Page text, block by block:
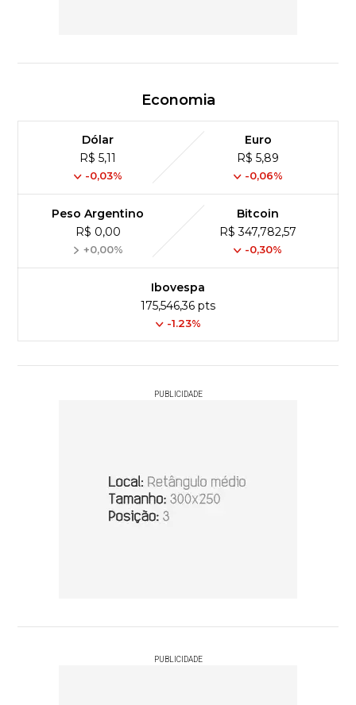
Economia
Dólar
R$ 5,11
-0,03%
Euro
R$ 5,89
-0,06%
Peso Argentino
R$ 0,00
+0,00%
Bitcoin
R$ 347,782,57
-0,30%
Ibovespa
175,546,36 pts
-1.23%
PUBLICIDADE
PUBLICIDADE